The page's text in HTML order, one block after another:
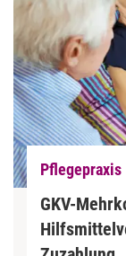
Pflegepraxis
GKV-